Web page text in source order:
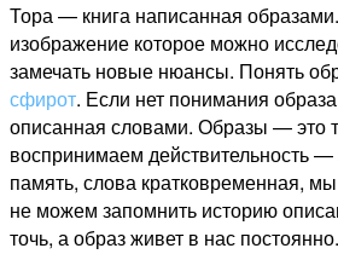
Тора — книга написанная
изображение которое можно
замечать новые нюансы. Понять
сфирот. Если нет понимания
описанная словами. Образы — это
воспринимаем действительность
память, слова кратковременная,
не можем запомнить историю
точь, а образ живет в нас постоянно.